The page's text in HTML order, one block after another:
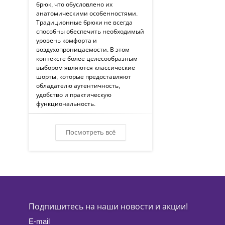
брюк, что обусловлено их
анатомическими особенностями.
Традиционные брюки не всегда
способны обеспечить необходимый
уровень комфорта и
воздухопроницаемости. В этом
контексте более целесообразным
выбором являются классические
шорты, которые предоставляют
обладателю аутентичность,
удобство и практическую
функциональность.
Посмотреть всё
Подпишитесь на наши новости и акции!